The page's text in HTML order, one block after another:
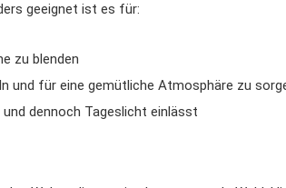
geeignet ist es für:
zu blenden
und für eine gemütliche Atmosphäre zu
dennoch Tageslicht einlässt